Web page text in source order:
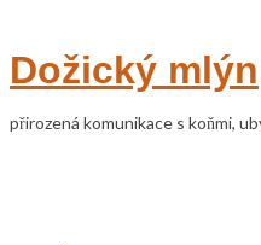
Dožický mlýn
přirozená komunikace s koňmi,